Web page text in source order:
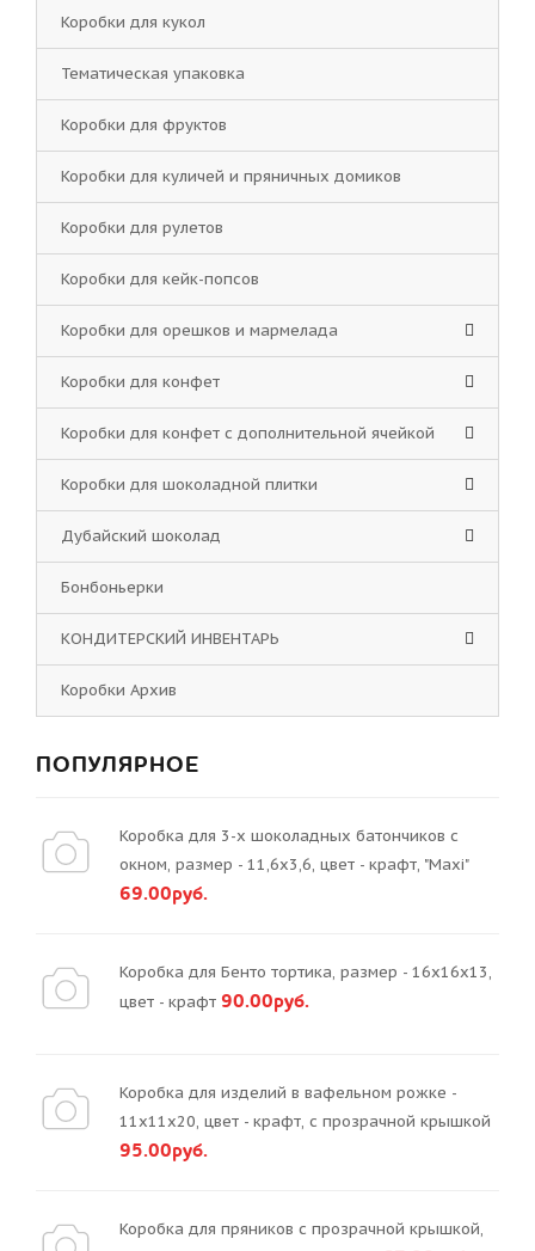
Коробки для кукол
Тематическая упаковка
Коробки для фруктов
Коробки для куличей и пряничных домиков
Коробки для рулетов
Коробки для кейк-попсов
Коробки для орешков и мармелада
Коробки для конфет
Коробки для конфет с дополнительной ячейкой
Коробки для шоколадной плитки
Дубайский шоколад
Бонбоньерки
КОНДИТЕРСКИЙ ИНВЕНТАРЬ
Коробки Архив
ПОПУЛЯРНОЕ
Коробка для 3-х шоколадных батончиков с
окном, размер - 11,6х3,6, цвет - крафт, "Maxi"
69.00руб.
Коробка для Бенто тортика, размер - 16х16х13,
цвет - крафт 90.00руб.
Коробка для изделий в вафельном рожке -
11х11х20, цвет - крафт, с прозрачной крышкой
95.00руб.
Коробка для пряников с прозрачной крышкой,